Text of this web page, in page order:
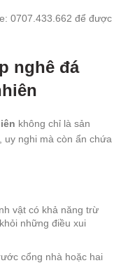
0707.433.662 để được
nghê đá
không chỉ là sản
uy nghi mà còn ẩn chứa
vật có khả năng trừ
những điều xui
cổng nhà hoặc hai